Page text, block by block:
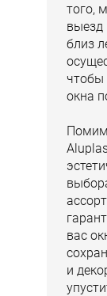
того,
выезд
близ
чтобы
окна
вас
и